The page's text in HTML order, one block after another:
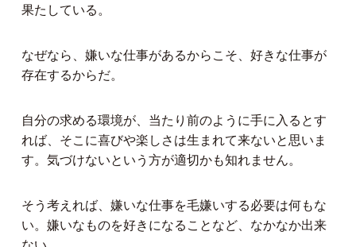
果たしている。
なぜなら、嫌いな仕事があるからこそ、好きな仕事が
存在するからだ。
自分の求める環境が、当たり前のように手に入るとす
れば、そこに喜びや楽しさは生まれて来ないと思いま
す。気づけないという方が適切かも知れません。
そう考えれば、嫌いな仕事を毛嫌いする必要は何もな
い。嫌いなものを好きになることなど、なかなか出来